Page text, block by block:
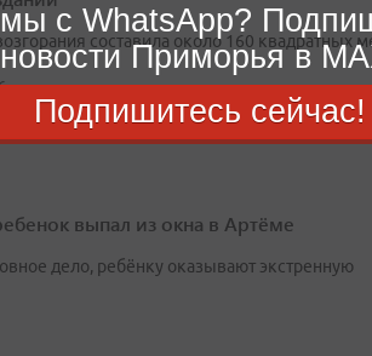
составила около 160 квадратных
выпал из окна в Артёме
дело, ребёнку оказывают экстренную
с WhatsApp?
новости Приморья в
Подпишитесь сейчас!